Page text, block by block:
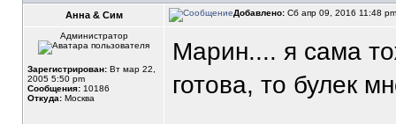
Анна & Сим Добавлено: Сб апр 09, 2016 11:48
Администратор
Зарегистрирован: Вт мар 22,
2005 5:50 pm
Сообщения: 10186
Откуда: Москва
Марин.... я сама
готова, то булек